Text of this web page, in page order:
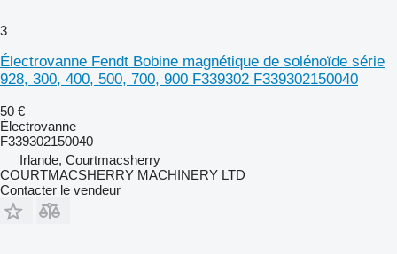
3
Électrovanne Fendt Bobine magnétique de solénoïde série
928, 300, 400, 500, 700, 900 F339302 F339302150040
50 €
Électrovanne
F339302150040
Irlande, Courtmacsherry
COURTMACSHERRY MACHINERY LTD
Contacter le vendeur